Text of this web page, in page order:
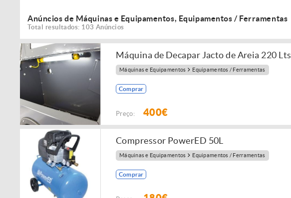
Anúncios de Máquinas e Equipamentos, Equipamentos / Ferramentas
Total resultados: 103 Anúncios
Máquina de Decapar Jacto de Areia 220 Lts
Máquinas e Equipamentos Equipamentos / Ferramentas
Comprar
Preço: 400€
Compressor PowerED 50L
Máquinas e Equipamentos Equipamentos / Ferramentas
Comprar